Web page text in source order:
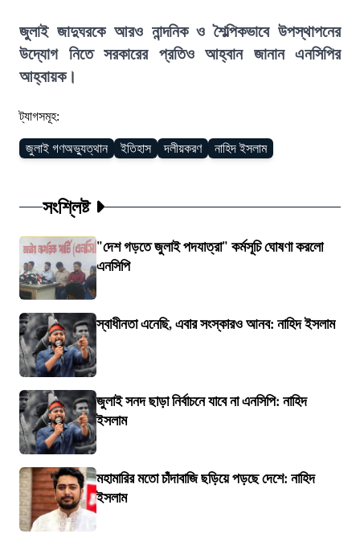
জুলাই জাদুঘরকে আরও নান্দনিক ও শৈল্পিকভাবে উপস্থাপনের
উদ্যোগ নিতে সরকারের প্রতিও আহ্বান জানান এনসিপির
আহ্বায়ক।
ট্যাগসমূহ:
জুলাই গণঅভ্যুত্থান ইতিহাস দলীয়করণ নাহিদ ইসলাম
সংশ্লিষ্ট
"দেশ গড়তে জুলাই পদযাত্রা" কর্মসূচি ঘোষণা করলো
এনসিপি
স্বাধীনতা এনেছি, এবার সংস্কারও আনব: নাহিদ ইসলাম
জুলাই সনদ ছাড়া নির্বাচনে যাবে না এনসিপি: নাহিদ
ইসলাম
মহামারির মতো চাঁদাবাজি ছড়িয়ে পড়ছে দেশে: নাহিদ
ইসলাম